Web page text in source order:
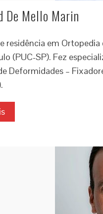
De Mello Marin
residência em
(PUC-SP). Fez
Deformidades –